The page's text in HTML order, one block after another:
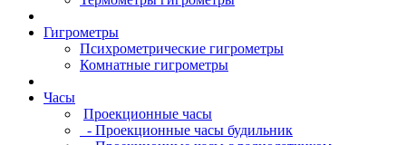
Гигрометры
Психрометрические гигрометры
Комнатные гигрометры
Часы
Проекционные часы
- Проекционные часы будильник